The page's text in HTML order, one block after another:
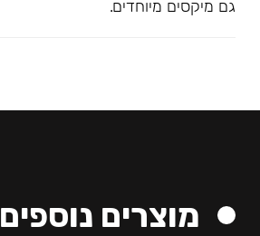
גם מיקסים מיוחדים.
מוצרים נוספים